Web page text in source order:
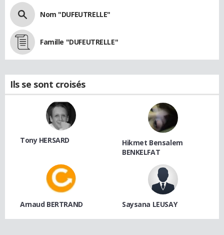
Nom "DUFEUTRELLE"
Famille "DUFEUTRELLE"
Ils se sont croisés
Tony HERSARD
Hikmet Bensalem
BENKELFAT
Arnaud BERTRAND Saysana LEUSAY